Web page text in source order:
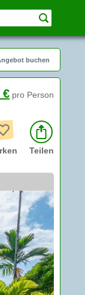
buchen
€ pro Person
Teilen